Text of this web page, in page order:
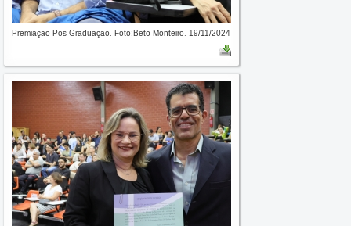
Premiação Pós Graduação. Foto:Beto Monteiro. 19/11/2024